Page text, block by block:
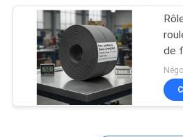
Doublure de
libre
de
les